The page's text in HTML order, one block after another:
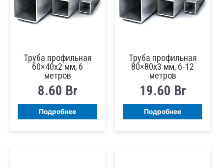
Труба профильная
60×40х2 мм, 6
метров
8.60 Br
Подробнее
Труба профильная
80×80х3 мм, 6-12
метров
19.60 Br
Подробнее